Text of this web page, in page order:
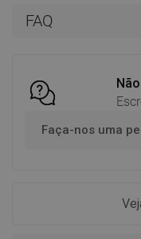
FAQ
Faça-nos uma